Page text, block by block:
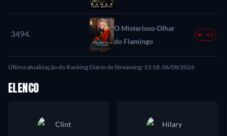
3494.
O Misterioso Olhar
do Flamingo
-49
Última atualização do Ranking Diário de Streaming: 13:18, 06/08/2026
ELENCO